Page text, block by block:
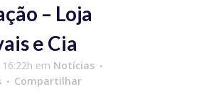
– Loja
e Cia
em Notícias
Compartilhar